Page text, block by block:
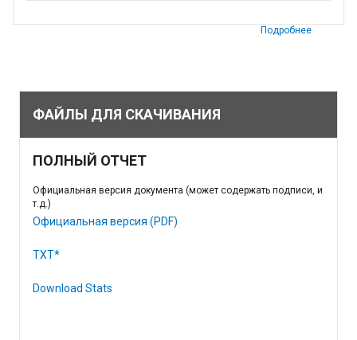
Подробнее
ФАЙЛЫ ДЛЯ СКАЧИВАНИЯ
ПОЛНЫЙ ОТЧЕТ
Официальная версия документа (может содержать подписи, и
т.д.)
Официальная версия (PDF)
TXT*
Download Stats